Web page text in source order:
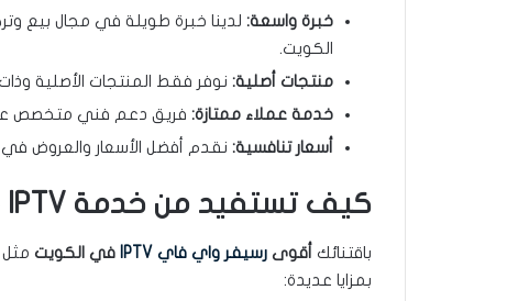
خبرة واسعة: لدينا خبرة طويلة في مجال بيع
الكويت.
منتجات أصلية: نوفر فقط المنتجات الأصلية وذات
خدمة عملاء ممتازة: فريق دعم فني متخصص
أسعار تنافسية: نقدم أفضل الأسعار والعروض
كيف تستفيد من خدمة IPTV مع أقوى رسيفر واي فاي؟
باقتنائك أقوى رسيفر واي فاي IPTV في الكويت مثل
بمزايا عديدة: